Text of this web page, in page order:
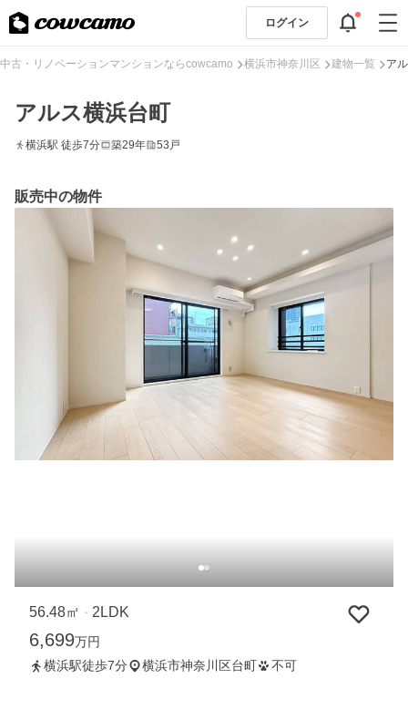
ログイン
中古・リノベーションマンションならcowcamo 横浜市神奈川区 建物一覧 ア
アルス横浜台町
横浜駅 徒歩7分 築29年 53戸
販売中の物件
56.48㎡ ・ 2LDK
6,699万円
横浜駅徒歩7分
横浜市神奈川区台町 不可